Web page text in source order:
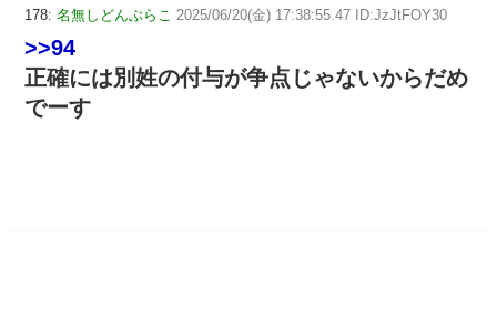
178: 名無しどんぶらこ 2025/06/20(金) 17:38:55.47 ID:JzJtFOY30
>>94
正確には別姓の付与が争点じゃないからだめ
でーす